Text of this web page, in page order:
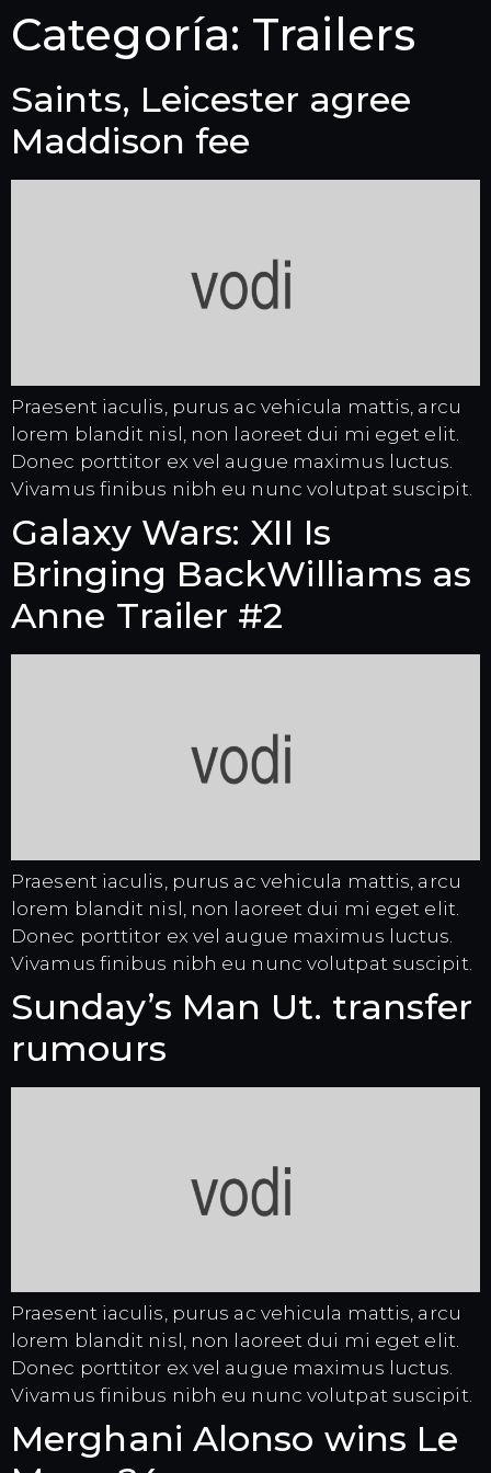
Categoría: Trailers
Saints, Leicester agree
Maddison fee
Praesent iaculis, purus ac vehicula mattis, arcu
lorem blandit nisl, non laoreet dui mi eget elit.
Donec porttitor ex vel augue maximus luctus.
Vivamus finibus nibh eu nunc volutpat suscipit.
Galaxy Wars: XII Is
Bringing BackWilliams as
Anne Trailer #2
Praesent iaculis, purus ac vehicula mattis, arcu
lorem blandit nisl, non laoreet dui mi eget elit.
Donec porttitor ex vel augue maximus luctus.
Vivamus finibus nibh eu nunc volutpat suscipit.
Sunday’s Man Ut. transfer
rumours
Praesent iaculis, purus ac vehicula mattis, arcu
lorem blandit nisl, non laoreet dui mi eget elit.
Donec porttitor ex vel augue maximus luctus.
Vivamus finibus nibh eu nunc volutpat suscipit.
Merghani Alonso wins Le